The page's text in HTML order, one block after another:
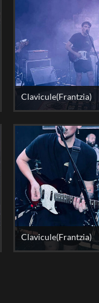
Clavicule(Frantzia)
Clavicule(Frantzia)